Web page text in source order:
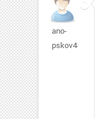
ano-
pskov447